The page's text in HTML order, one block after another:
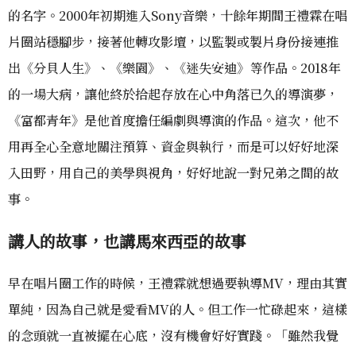
的名字。2000年初期進入Sony音樂，十餘年期間王禮霖在唱
片圈站穩腳步，接著他轉攻影壇，以監製或製片身份接連推
出《分貝人生》、《樂園》、《迷失安迪》等作品。2018年
的一場大病，讓他終於拾起存放在心中角落已久的導演夢，
《富都青年》是他首度擔任編劇與導演的作品。這次，他不
用再全心全意地關注預算、資金與執行，而是可以好好地深
入田野，用自己的美學與視角，好好地說一對兄弟之間的故
事。
講人的故事，也講馬來西亞的故事
早在唱片圈工作的時候，王禮霖就想過要執導MV，理由其實
單純，因為自己就是愛看MV的人。但工作一忙碌起來，這樣
的念頭就一直被擺在心底，沒有機會好好實踐。「雖然我覺